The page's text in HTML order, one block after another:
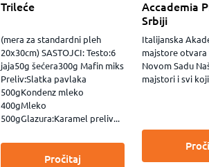
Trileće
(mera za standardni pleh
20x30cm) SASTOJCI: Testo:6
jaja50g šećera300g Mafin miks
Preliv:Slatka pavlaka
500gKondenz mleko
400gMleko
500gGlazura:Karamel preliv...
Pročitaj
Accademia
Srbiji
Italijanska
majstore otvara
Novom Sadu
majstori i svi